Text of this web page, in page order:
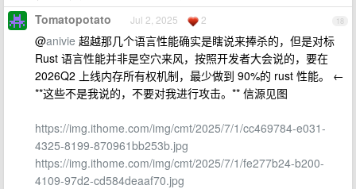
18
Tomatopotato Jul 2, 2025 2
@anivie 超越那几个语言性能确实是瞎说来捧杀的，但是对标
Rust 语言性能并非是空穴来风，按照开发者大会说的，要在
2026Q2 上线内存所有权机制，最少做到 90%的 rust 性能。 ←
**这些不是我说的，不要对我进行攻击。** 信源见图
https://img.ithome.com/img/cmt/2025/7/1/cc469784-e031-
4325-8199-870961bb253b.jpg
https://img.ithome.com/img/cmt/2025/7/1/fe277b24-b200-
4109-97d2-cd584deaaf70.jpg